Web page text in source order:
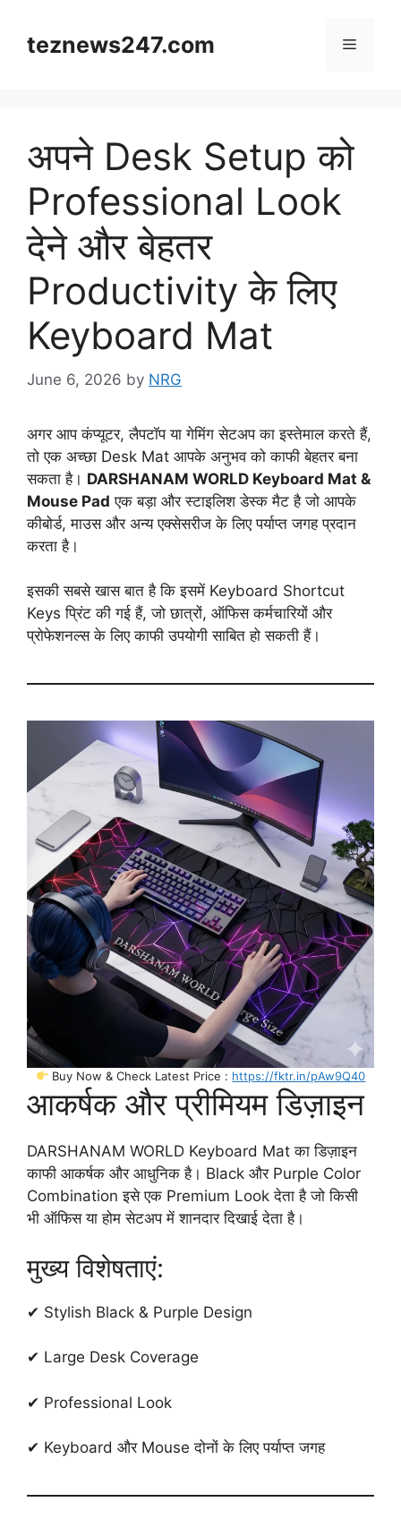
contentteznews247.com Menu
अपने Desk Setup को
Professional Look
देने और बेहतर
Productivity के लिए
Keyboard Mat
June 6, 2026 by NRG
अगर आप कंप्यूटर, लैपटॉप या गेमिंग सेटअप का इस्तेमाल करते हैं,
तो एक अच्छा Desk Mat आपके अनुभव को काफी बेहतर बना
सकता है। DARSHANAM WORLD Keyboard Mat &
Mouse Pad एक बड़ा और स्टाइलिश डेस्क मैट है जो आपके
कीबोर्ड, माउस और अन्य एक्सेसरीज के लिए पर्याप्त जगह प्रदान
करता है।
इसकी सबसे खास बात है कि इसमें Keyboard Shortcut
Keys प्रिंट की गई हैं, जो छात्रों, ऑफिस कर्मचारियों और
प्रोफेशनल्स के लिए काफी उपयोगी साबित हो सकती हैं।
Buy Now & Check Latest Price : https://fktr.in/pAw9Q40
आकर्षक और प्रीमियम डिज़ाइन
DARSHANAM WORLD Keyboard Mat का डिज़ाइन
काफी आकर्षक और आधुनिक है। Black और Purple Color
Combination इसे एक Premium Look देता है जो किसी
भी ऑफिस या होम सेटअप में शानदार दिखाई देता है।
मुख्य विशेषताएं:
✔ Stylish Black & Purple Design
✔ Large Desk Coverage
✔ Professional Look
✔ Keyboard और Mouse दोनों के लिए पर्याप्त जगह